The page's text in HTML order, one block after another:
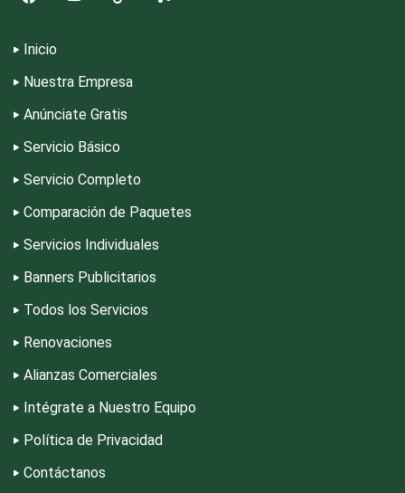
Dermatólogos
Dulcerías
Edecanes
Editores
Electricidad y Plomería
Inicio
Nuestra Empresa
Anúnciate Gratis
Servicio Básico
Servicio Completo
Comparación de Paquetes
Servicios Individuales
Banners Publicitarios
Todos los Servicios
Renovaciones
Alianzas Comerciales
Intégrate a Nuestro Equipo
Política de Privacidad
Contáctanos